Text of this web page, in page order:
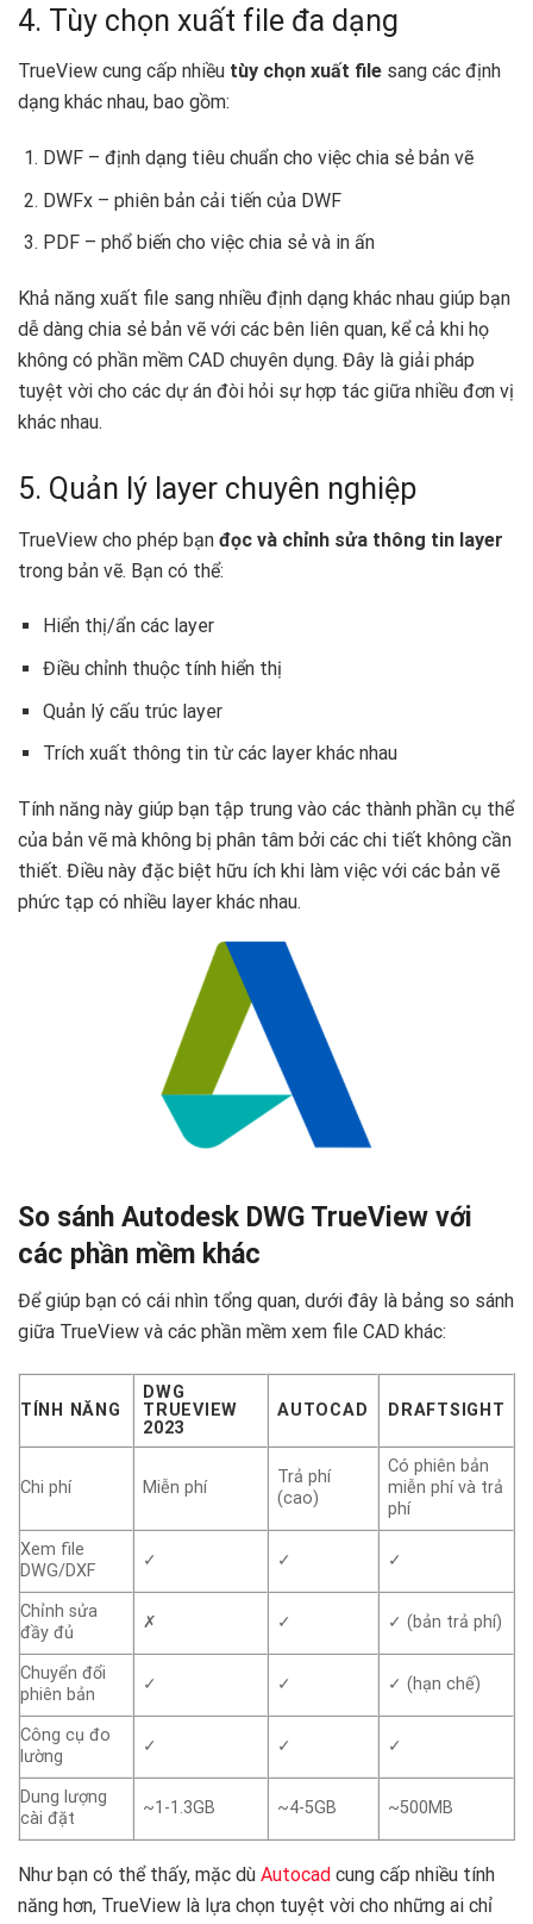
4. Tùy chọn xuất file đa dạng
TrueView cung cấp nhiều tùy chọn xuất file sang các định
dạng khác nhau, bao gồm:
DWF – định dạng tiêu chuẩn cho việc chia sẻ bản vẽ
DWFx – phiên bản cải tiến của DWF
PDF – phổ biến cho việc chia sẻ và in ấn
Khả năng xuất file sang nhiều định dạng khác nhau giúp bạn
dễ dàng chia sẻ bản vẽ với các bên liên quan, kể cả khi họ
không có phần mềm CAD chuyên dụng. Đây là giải pháp
tuyệt vời cho các dự án đòi hỏi sự hợp tác giữa nhiều đơn vị
khác nhau.
5. Quản lý layer chuyên nghiệp
TrueView cho phép bạn đọc và chỉnh sửa thông tin layer
trong bản vẽ. Bạn có thể:
Hiển thị/ẩn các layer
Điều chỉnh thuộc tính hiển thị
Quản lý cấu trúc layer
Trích xuất thông tin từ các layer khác nhau
Tính năng này giúp bạn tập trung vào các thành phần cụ thể
của bản vẽ mà không bị phân tâm bởi các chi tiết không cần
thiết. Điều này đặc biệt hữu ích khi làm việc với các bản vẽ
phức tạp có nhiều layer khác nhau.
So sánh Autodesk DWG TrueView với
các phần mềm khác
Để giúp bạn có cái nhìn tổng quan, dưới đây là bảng so sánh
giữa TrueView và các phần mềm xem file CAD khác:
TÍNH NĂNG
DWG
TRUEVIEW
2023
AUTOCAD DRAFTSIGHT
Chi phí Miễn phí
Trả phí
(cao)
Có phiên bản
miễn phí và trả
phí
Xem file
DWG/DXF
✓ ✓ ✓
Chỉnh sửa
đầy đủ
✗ ✓ ✓ (bản trả phí)
Chuyển đổi
phiên bản
✓ ✓ ✓ (hạn chế)
Công cụ đo
lường
✓ ✓ ✓
Dung lượng
cài đặt
~1-1.3GB ~4-5GB ~500MB
Như bạn có thể thấy, mặc dù Autocad cung cấp nhiều tính
năng hơn, TrueView là lựa chọn tuyệt vời cho những ai chỉ